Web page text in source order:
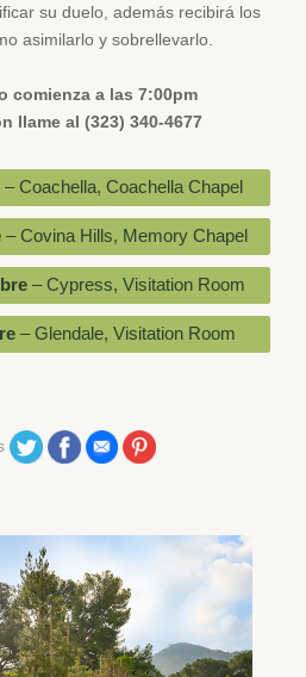
su duelo, además recibirá los
asimilarlo y sobrellevarlo.
comienza a las 7:00pm
llame al (323) 340-4677
– Coachella, Coachella Chapel
– Covina Hills, Memory Chapel
– Cypress, Visitation Room
– Glendale, Visitation Room
Share on Twitter
Share on Facebook
Share on Email
Share on Pinterest